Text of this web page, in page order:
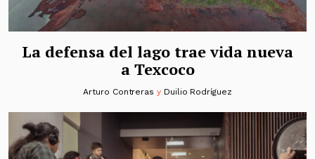
La defensa del lago trae vida nueva
a Texcoco
Arturo Contreras y Duilio Rodríguez